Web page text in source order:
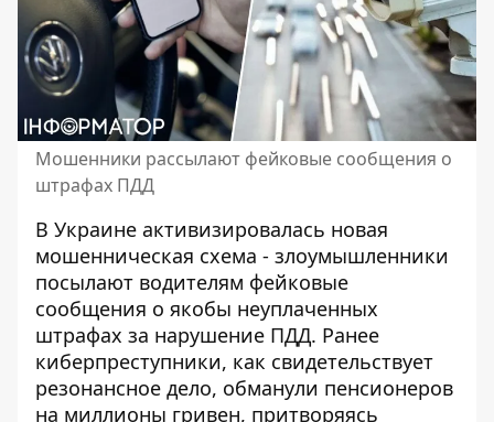
Мошенники рассылают фейковые сообщения о
штрафах ПДД
В Украине активизировалась новая
мошенническая схема - злоумышленники
посылают водителям фейковые
сообщения о якобы неуплаченных
штрафах за нарушение ПДД. Ранее
киберпреступники, как свидетельствует
резонансное дело, обманули пенсионеров
на миллионы гривен, притворяясь